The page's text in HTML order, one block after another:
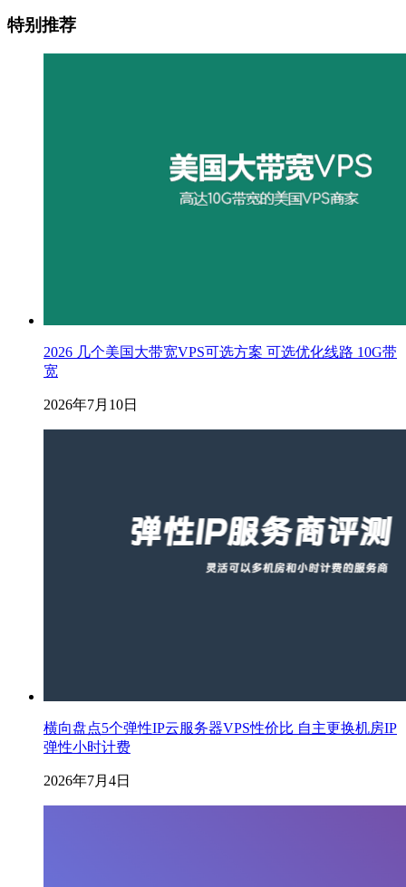
特别推荐
2026 几个美国大带宽VPS可选方案 可选优化线路 10G带
宽
2026年7月10日
横向盘点5个弹性IP云服务器VPS性价比 自主更换机房IP
弹性小时计费
2026年7月4日